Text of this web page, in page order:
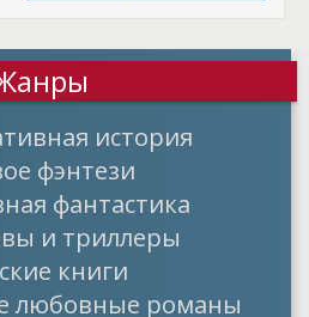
история
фэнтези
фантастика
и триллеры
книги
любовные романы